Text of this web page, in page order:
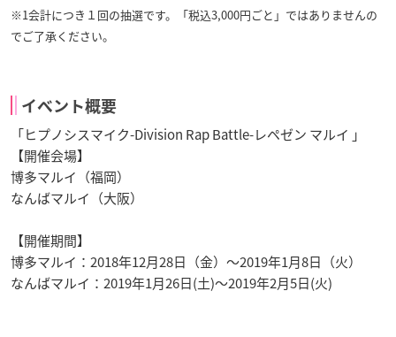
※1会計につき１回の抽選です。「税込3,000円ごと」ではありませんの
でご了承ください。
イベント概要
「ヒプノシスマイク-Division Rap Battle-レペゼン マルイ 」
【開催会場】
博多マルイ（福岡）
なんばマルイ（大阪）
【開催期間】
博多マルイ：2018年12月28日（金）～2019年1月8日（火）
なんばマルイ：2019年1月26日(土)～2019年2月5日(火)